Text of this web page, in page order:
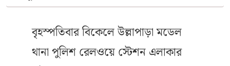
বৃহস্পতিবার বিকেলে উল্লাপাড়া মডেল
থানা পুলিশ রেলওয়ে স্টেশন এলাকার